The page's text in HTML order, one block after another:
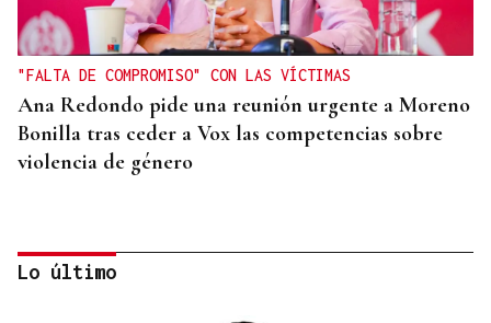
"FALTA DE COMPROMISO" CON LAS VÍCTIMAS
Ana Redondo pide una reunión urgente a Moreno
Bonilla tras ceder a Vox las competencias sobre
violencia de género
Lo último